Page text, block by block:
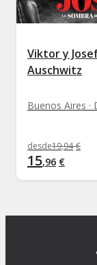
Viktor y
Auschwitz
Buenos Aires ·
desde19,94 €
15,96 €